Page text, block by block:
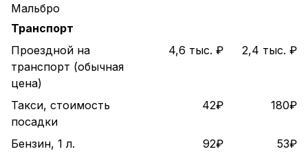
Мальбро
Транспорт
Проездной на
транспорт (обычная
цена)
4,6 тыс. ₽ 2,4 тыс. ₽
Такси, стоимость
посадки
42₽ 180₽
Бензин, 1 л. 92₽
53₽